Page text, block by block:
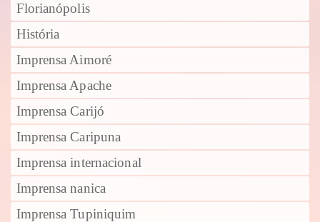
Florianópolis
História
Imprensa Aimoré
Imprensa Apache
Imprensa Carijó
Imprensa Caripuna
Imprensa internacional
Imprensa nanica
Imprensa Tupiniquim